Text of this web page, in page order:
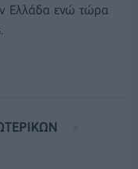
Ελλάδα ενώ τώρα